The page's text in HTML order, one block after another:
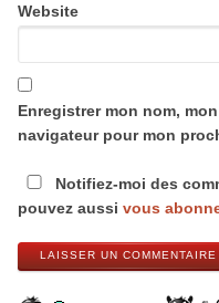
Website
Enregistrer mon nom,
navigateur pour mon
Notifiez-moi des
pouvez aussi vous
LAISSER UN COMMENTAIRE